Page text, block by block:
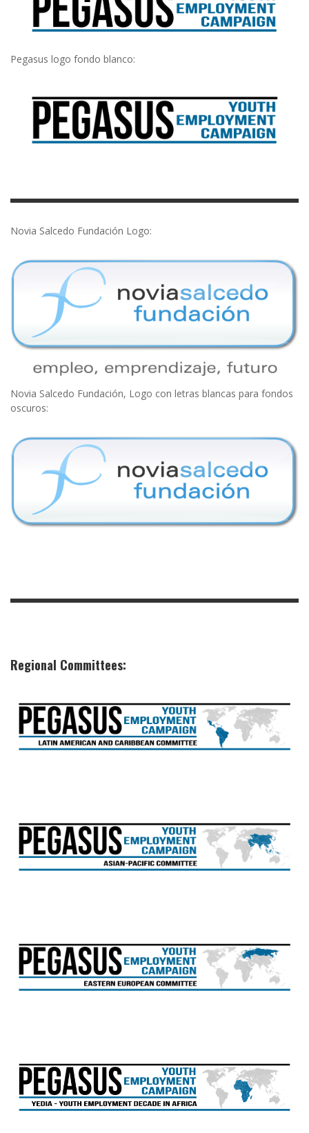
Pegasus logo fondo blanco:
Novia Salcedo Fundación Logo:
Novia Salcedo Fundación, Logo con letras blancas para fondos
oscuros:
Regional Committees: